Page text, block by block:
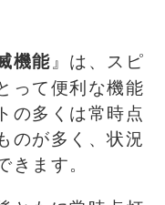
機能』は、スピ
って便利な機能
の多くは常時点
のが多く、状況
ます。